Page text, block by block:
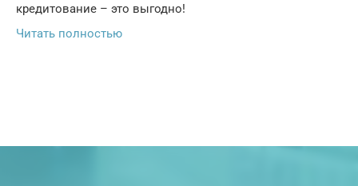
кредитование – это выгодно!
Читать полностью